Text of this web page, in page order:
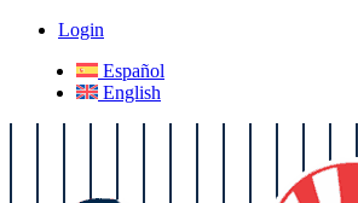
Login
Español
English